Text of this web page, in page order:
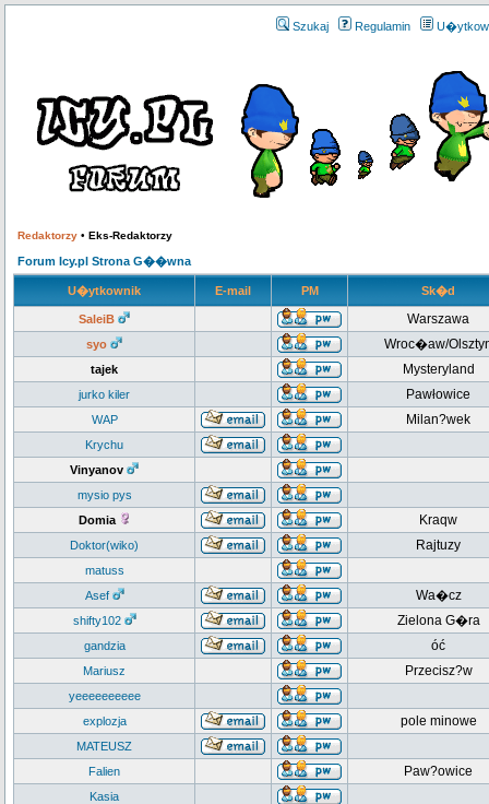
Szukaj Regulamin
Redaktorzy • Eks-Redaktorzy
Forum Icy.pl Strona G��wna
U�ytkownik E-mail PM Sk�d
SaleiB Warszawa
syo Wroc�aw/
tajek Mysteryland
jurko kiler Pawłowice
WAP Milan?wek
Krychu
Vinyanov
mysio pys
Domia
Kraqw
Doktor(wiko) Rajtuzy
matuss
Asef
Wa�cz
shifty102 Zielona G�ra
gandzia óć
Mariusz Przecisz?w
yeeeeeeeeee
explozja
pole minowe
MATEUSZ
Falien
Paw?owice
Kasia